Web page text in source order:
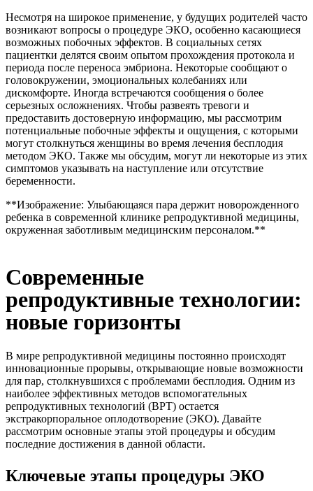
Несмотря на широкое применение, у будущих родителей часто
возникают вопросы о процедуре ЭКО, особенно касающиеся
возможных побочных эффектов. В социальных сетях
пациентки делятся своим опытом прохождения протокола и
периода после переноса эмбриона. Некоторые сообщают о
головокружении, эмоциональных колебаниях или
дискомфорте. Иногда встречаются сообщения о более
серьезных осложнениях. Чтобы развеять тревоги и
предоставить достоверную информацию, мы рассмотрим
потенциальные побочные эффекты и ощущения, с которыми
могут столкнуться женщины во время лечения бесплодия
методом ЭКО. Также мы обсудим, могут ли некоторые из этих
симптомов указывать на наступление или отсутствие
беременности.
**Изображение: Улыбающаяся пара держит новорожденного
ребенка в современной клинике репродуктивной медицины,
окруженная заботливым медицинским персоналом.**
Современные
репродуктивные технологии:
новые горизонты
В мире репродуктивной медицины постоянно происходят
инновационные прорывы, открывающие новые возможности
для пар, столкнувшихся с проблемами бесплодия. Одним из
наиболее эффективных методов вспомогательных
репродуктивных технологий (ВРТ) остается
экстракорпоральное оплодотворение (ЭКО). Давайте
рассмотрим основные этапы этой процедуры и обсудим
последние достижения в данной области.
Ключевые этапы процедуры ЭКО